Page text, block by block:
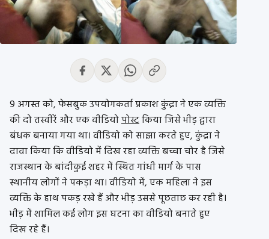
9 अगस्त को, फेसबुक उपयोगकर्ता प्रकाश कुंद्रा ने एक व्यक्ति
की दो तस्वीरें और एक वीडियोपोस्टकिया जिसे भीड़ द्वारा
बंधक बनाया गया था। वीडियो को साझा करते हुए, कुंद्रा ने
दावा किया कि वीडियो में दिख रहा व्यक्ति बच्चा चोर है जिसे
राजस्थान के बांदीकुई शहर में स्थित गांधी मार्ग के पास
स्थानीय लोगों ने पकड़ा था। वीडियो में, एक महिला ने इस
व्यक्ति के हाथ पकड़ रखे हैं और भीड़ उससे पूछताछ कर रही है।
भीड़ में शामिल कई लोग इस घटना का वीडियो बनाते हुए
दिख रहे हैं।